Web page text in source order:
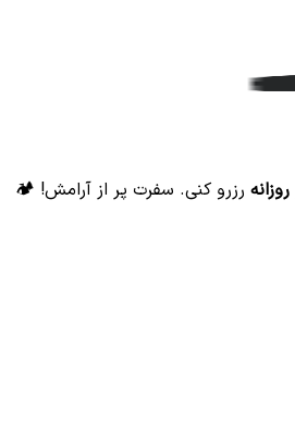
روزانه رزرو کنی. سفرت پر از آرامش! 🏕️